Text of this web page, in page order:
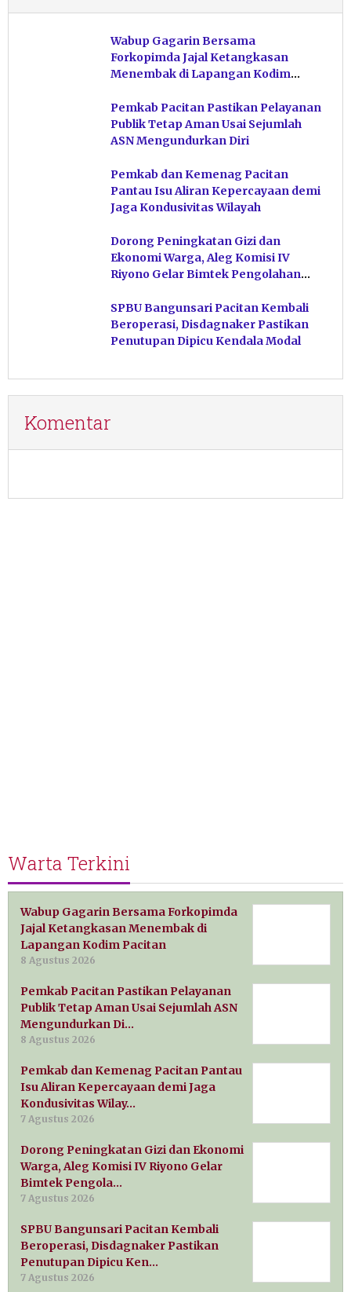
Wabup Gagarin Bersama
Forkopimda Jajal Ketangkasan
Menembak di Lapangan Kodim
Pemkab Pacitan Pastikan Pelayanan
Publik Tetap Aman Usai Sejumlah
ASN Mengundurkan Diri
Pemkab dan Kemenag Pacitan
Pantau Isu Aliran Kepercayaan demi
Jaga Kondusivitas Wilayah
Dorong Peningkatan Gizi dan
Ekonomi Warga, Aleg Komisi IV
Riyono Gelar Bimtek Pengolahan
SPBU Bangunsari Pacitan Kembali
Beroperasi, Disdagnaker Pastikan
Penutupan Dipicu Kendala Modal
Komentar
Warta Terkini
Wabup Gagarin Bersama Forkopimda
Jajal Ketangkasan Menembak di
Lapangan Kodim Pacitan
8 Agustus 2026
Pemkab Pacitan Pastikan Pelayanan
Publik Tetap Aman Usai Sejumlah ASN
Mengundurkan Di…
8 Agustus 2026
Pemkab dan Kemenag Pacitan Pantau
Isu Aliran Kepercayaan demi Jaga
Kondusivitas Wilay…
7 Agustus 2026
Dorong Peningkatan Gizi dan Ekonomi
Warga, Aleg Komisi IV Riyono Gelar
Bimtek Pengola…
7 Agustus 2026
SPBU Bangunsari Pacitan Kembali
Beroperasi, Disdagnaker Pastikan
Penutupan Dipicu Ken…
7 Agustus 2026